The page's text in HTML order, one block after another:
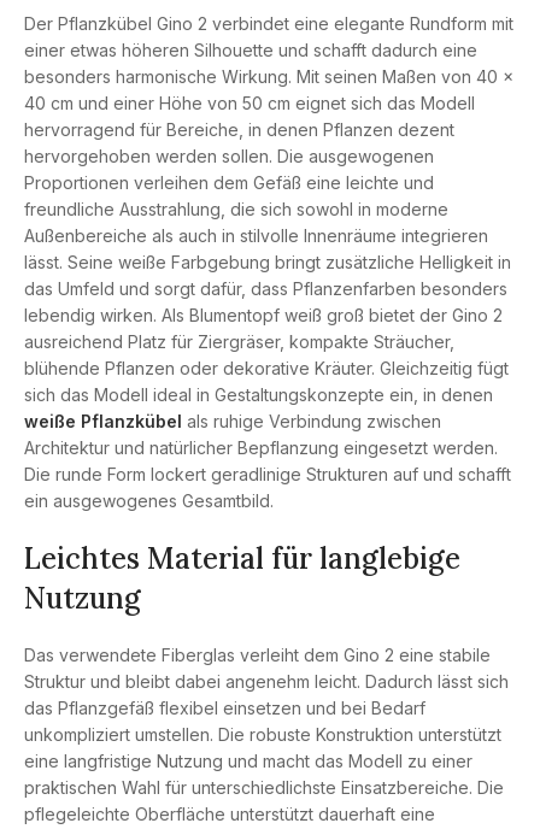
Der Pflanzkübel Gino 2 verbindet eine elegante Rundform mit
einer etwas höheren Silhouette und schafft dadurch eine
besonders harmonische Wirkung. Mit seinen Maßen von 40 ×
40 cm und einer Höhe von 50 cm eignet sich das Modell
hervorragend für Bereiche, in denen Pflanzen dezent
hervorgehoben werden sollen. Die ausgewogenen
Proportionen verleihen dem Gefäß eine leichte und
freundliche Ausstrahlung, die sich sowohl in moderne
Außenbereiche als auch in stilvolle Innenräume integrieren
lässt. Seine weiße Farbgebung bringt zusätzliche Helligkeit in
das Umfeld und sorgt dafür, dass Pflanzenfarben besonders
lebendig wirken. Als Blumentopf weiß groß bietet der Gino 2
ausreichend Platz für Ziergräser, kompakte Sträucher,
blühende Pflanzen oder dekorative Kräuter. Gleichzeitig fügt
sich das Modell ideal in Gestaltungskonzepte ein, in denen
weiße Pflanzkübel als ruhige Verbindung zwischen
Architektur und natürlicher Bepflanzung eingesetzt werden.
Die runde Form lockert geradlinige Strukturen auf und schafft
ein ausgewogenes Gesamtbild.
Leichtes Material für langlebige
Nutzung
Das verwendete Fiberglas verleiht dem Gino 2 eine stabile
Struktur und bleibt dabei angenehm leicht. Dadurch lässt sich
das Pflanzgefäß flexibel einsetzen und bei Bedarf
unkompliziert umstellen. Die robuste Konstruktion unterstützt
eine langfristige Nutzung und macht das Modell zu einer
praktischen Wahl für unterschiedlichste Einsatzbereiche. Die
pflegeleichte Oberfläche unterstützt dauerhaft eine